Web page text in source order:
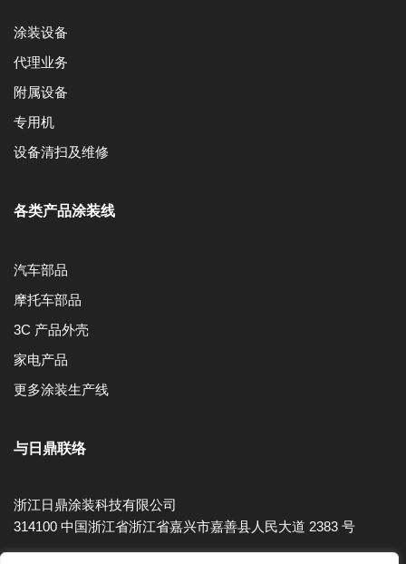
涂装设备
代理业务
附属设备
专用机
设备清扫及维修
各类产品涂装线
汽车部品
摩托车部品
3C 产品外壳
家电产品
更多涂装生产线
与日鼎联络
浙江日鼎涂装科技有限公司
314100 中国浙江省浙江省嘉兴市嘉善县人民大道 2383 号